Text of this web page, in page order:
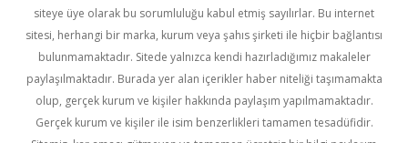
siteye üye olarak bu sorumluluğu kabul etmiş sayılırlar. Bu internet
sitesi, herhangi bir marka, kurum veya şahıs şirketi ile hiçbir bağlantısı
bulunmamaktadır. Sitede yalnızca kendi hazırladığımız makaleler
paylaşılmaktadır. Burada yer alan içerikler haber niteliği taşımamakta
olup, gerçek kurum ve kişiler hakkında paylaşım yapılmamaktadır.
Gerçek kurum ve kişiler ile isim benzerlikleri tamamen tesadüfidir.